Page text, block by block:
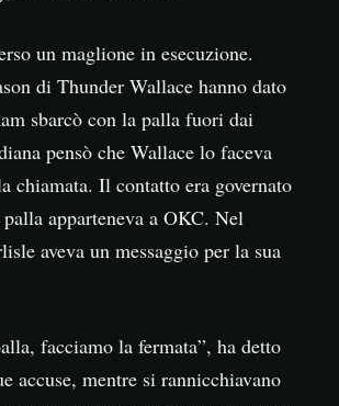
un maglione in esecuzione.
di Thunder Wallace hanno dato
sbarcò con la palla fuori dai
pensò che Wallace lo faceva
chiamata. Il contatto era governato
apparteneva a OKC. Nel
aveva un messaggio per la sua
facciamo la fermata”, ha detto
accuse, mentre si rannicchiavano